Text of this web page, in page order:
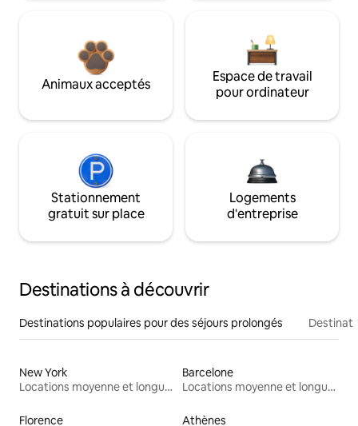
Animaux acceptés
Espace de travail
pour ordinateur
Stationnement
gratuit sur place
Logements
d'entreprise
Destinations à découvrir
Destinations populaires pour des séjours prolongés
New York
Locations moyenne et longue durée
Barcelone
Locations moyenne et longue durée
Florence Athènes